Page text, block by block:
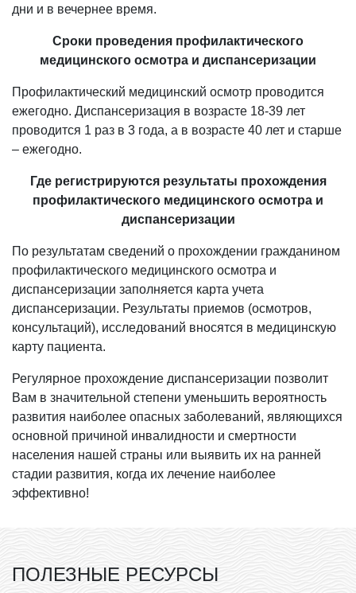
дни и в вечернее время.
Сроки проведения профилактического
медицинского осмотра и диспансеризации
Профилактический медицинский осмотр проводится
ежегодно. Диспансеризация в возрасте 18-39 лет
проводится 1 раз в 3 года, а в возрасте 40 лет и старше
– ежегодно.
Где регистрируются результаты прохождения
профилактического медицинского осмотра и
диспансеризации
По результатам сведений о прохождении гражданином
профилактического медицинского осмотра и
диспансеризации заполняется карта учета
диспансеризации. Результаты приемов (осмотров,
консультаций), исследований вносятся в медицинскую
карту пациента.
Регулярное прохождение диспансеризации позволит
Вам в значительной степени уменьшить вероятность
развития наиболее опасных заболеваний, являющихся
основной причиной инвалидности и смертности
населения нашей страны или выявить их на ранней
стадии развития, когда их лечение наиболее
эффективно!
ПОЛЕЗНЫЕ РЕСУРСЫ